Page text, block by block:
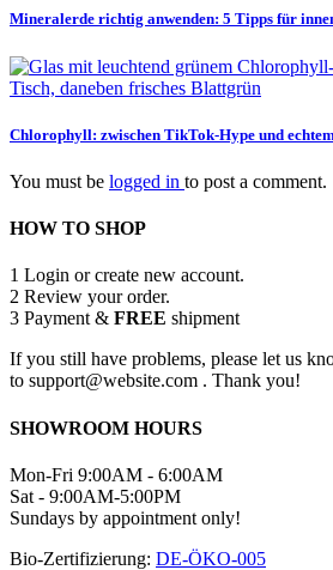
Mineralerde richtig anwenden: 5 Tipps für
Chlorophyll: zwischen TikTok-Hype und
You must be logged in to post a comment.
HOW TO SHOP
1 Login or create new account.
2 Review your order.
3 Payment & FREE shipment
If you still have problems, please let us
to support@website.com . Thank you!
SHOWROOM HOURS
Mon-Fri 9:00AM - 6:00AM
Sat - 9:00AM-5:00PM
Sundays by appointment only!
Bio-Zertifizierung: DE-ÖKO-005